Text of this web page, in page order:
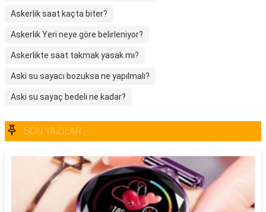
Askerlik saat kaçta biter?
Askerlik Yeri neye göre belirleniyor?
Askerlikte saat takmak yasak mı?
Aski su sayacı bozuksa ne yapılmalı?
Aski su sayaç bedeli ne kadar?
SON YAZILAR